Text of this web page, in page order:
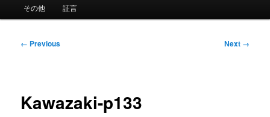
その他 証言
Image
← Previous Next →
Kawazaki-p133